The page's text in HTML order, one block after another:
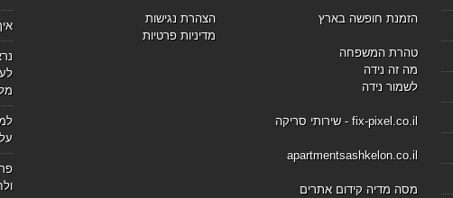
הצהרת נגישות
מדיניות פרטיות
הזמנת חופשה בארץ
טהרת המשפחה
מה זה נידה
לשמור נידה
fix-pixel.co.il - שירותי סריקה
apartmentsashkelon.co.il
מסה מדיה קידום אתרים